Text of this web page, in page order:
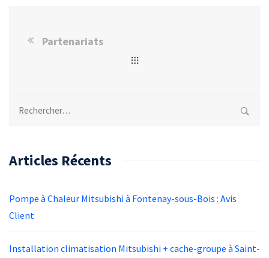
Partenariats
Rechercher :
Articles Récents
Pompe à Chaleur Mitsubishi à Fontenay-sous-Bois : Avis
Client
Installation climatisation Mitsubishi + cache-groupe à Saint-